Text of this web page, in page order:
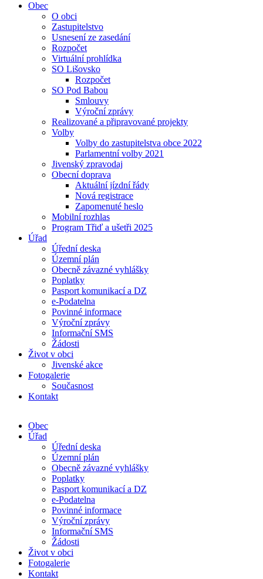
Obec
O obci
Zastupitelstvo
Usnesení ze zasedání
Rozpočet
Virtuální prohlídka
SO Lišovsko
Rozpočet
SO Pod Babou
Smlouvy
Výroční zprávy
Realizované a připravované projekty
Volby
Volby do zastupitelstva obce 2022
Parlamentní volby 2021
Jivenský zpravodaj
Obecní doprava
Aktuální jízdní řády
Nová registrace
Zapomenuté heslo
Mobilní rozhlas
Program Třiď a ušetři 2025
Úřad
Úřední deska
Územní plán
Obecně závazné vyhlášky
Poplatky
Pasport komunikací a DZ
e-Podatelna
Povinné informace
Výroční zprávy
Informační SMS
Žádosti
Život v obci
Jivenské akce
Fotogalerie
Současnost
Kontakt
Obec
Úřad
Úřední deska
Územní plán
Obecně závazné vyhlášky
Poplatky
Pasport komunikací a DZ
e-Podatelna
Povinné informace
Výroční zprávy
Informační SMS
Žádosti
Život v obci
Fotogalerie
Kontakt